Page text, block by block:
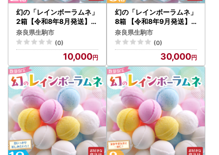
幻の「レインボーラムネ」
2箱【令和8年8月発送】レ
インボーラムネ 華やかな
彩り インスタ映え かわい
い ラムネ 幻 ギフト 大人気
お菓子 スイーツ おやつ 駄
菓子 数量限定 国産 製菓 菓
子 やみつき 甘酸っぱい カ
リカリ ふんわり トロッ お
取り寄せ 奈良県 生駒市 送
料無料
奈良県生駒市
(0)
10,000
幻の「レインボーラムネ」
8箱 【令和8年9月発送】
レインボーラムネ 華やか
な彩り インスタ映え かわ
いい ラムネ 幻 ギフト 大人
気 お菓子 スイーツ おやつ
駄菓子 数量限定 国産 製菓
菓子 やみつき 甘酸っぱい
カリカリ ふんわり トロッ
お取り寄せ 奈良県 生駒市
送料無料
奈良県生駒市
(0)
30,000